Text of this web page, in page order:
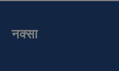
नक्सा